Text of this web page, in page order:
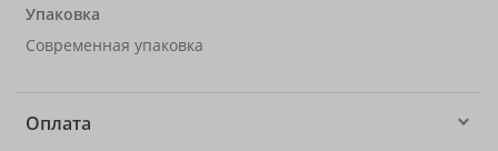
Упаковка
Современная упаковка
Оплата